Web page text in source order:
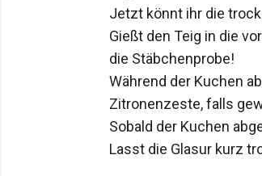
Jetzt könnt ihr die
Gießt den Teig in die
die Stäbchenprobe!
Während der Kuchen
Zitronenzeste, falls
Sobald der Kuchen
Lasst die Glasur kurz